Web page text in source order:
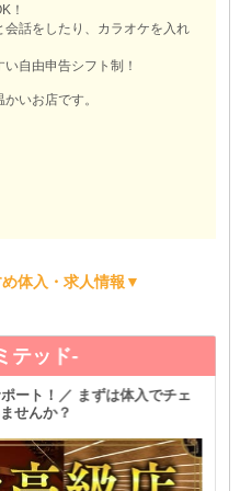
！
話をしたり、カラオケを入れ
自由申告シフト制！
いお店です。
体入・求人情報▼
テッド-
ート！／ まずは体入でチェ
せんか？